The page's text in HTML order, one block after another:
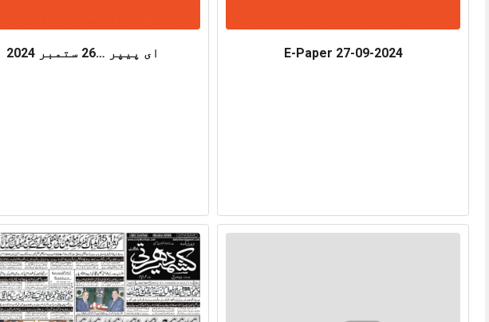
E-Paper 27-09-2024 ای پیپر …26 ستمبر 2024